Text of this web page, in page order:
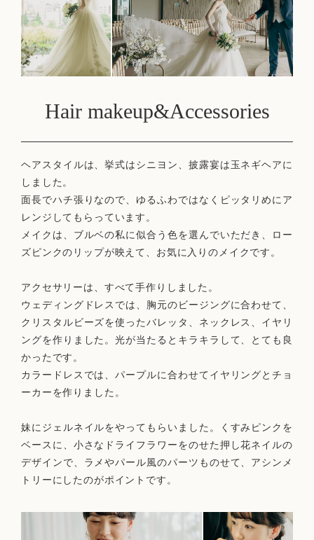
Hair makeup&Accessories
ヘアスタイルは、挙式はシニヨン、披露宴は玉ネギヘアに
しました。
面長でハチ張りなので、ゆるふわではなくピッタリめにア
レンジしてもらっています。
メイクは、ブルベの私に似合う色を選んでいただき、ロー
ズピンクのリップが映えて、お気に入りのメイクです。
アクセサリーは、すべて手作りしました。
ウェディングドレスでは、胸元のビージングに合わせて、
クリスタルビーズを使ったバレッタ、ネックレス、イヤリ
ングを作りました。光が当たるとキラキラして、とても良
かったです。
カラードレスでは、パープルに合わせてイヤリングとチョ
ーカーを作りました。
妹にジェルネイルをやってもらいました。くすみピンクを
ベースに、小さなドライフラワーをのせた押し花ネイルの
デザインで、ラメやパール風のパーツものせて、アシンメ
トリーにしたのがポイントです。